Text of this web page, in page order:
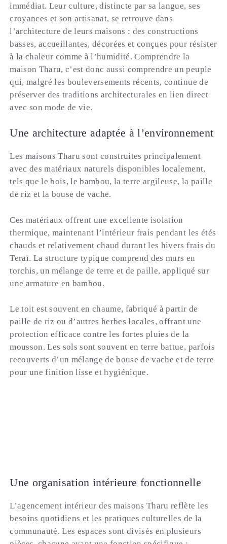
immédiat. Leur culture, distincte par sa langue, ses
croyances et son artisanat, se retrouve dans
l’architecture de leurs maisons : des constructions
basses, accueillantes, décorées et conçues pour résister
à la chaleur comme à l’humidité. Comprendre la
maison Tharu, c’est donc aussi comprendre un peuple
qui, malgré les bouleversements récents, continue de
préserver des traditions architecturales en lien direct
avec son mode de vie.
Une architecture adaptée à l’environnement
Les maisons Tharu sont construites principalement
avec des matériaux naturels disponibles localement,
tels que le bois, le bambou, la terre argileuse, la paille
de riz et la bouse de vache.
Ces matériaux offrent une excellente isolation
thermique, maintenant l’intérieur frais pendant les étés
chauds et relativement chaud durant les hivers frais du
Teraï. La structure typique comprend des murs en
torchis, un mélange de terre et de paille, appliqué sur
une armature en bambou.
Le toit est souvent en chaume, fabriqué à partir de
paille de riz ou d’autres herbes locales, offrant une
protection efficace contre les fortes pluies de la
mousson. Les sols sont souvent en terre battue, parfois
recouverts d’un mélange de bouse de vache et de terre
pour une finition lisse et hygiénique.
Une organisation intérieure fonctionnelle
L’agencement intérieur des maisons Tharu reflète les
besoins quotidiens et les pratiques culturelles de la
communauté. Les espaces sont divisés en plusieurs